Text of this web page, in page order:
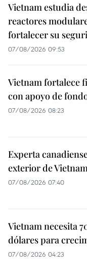
Vietnam estudia
reactores
fortalecer su
07/08/2026 09:53
Vietnam fortalece
con apoyo de
07/08/2026 08:23
Experta
exterior de
07/08/2026 07:40
Vietnam necesita
dólares para
07/08/2026 04:23